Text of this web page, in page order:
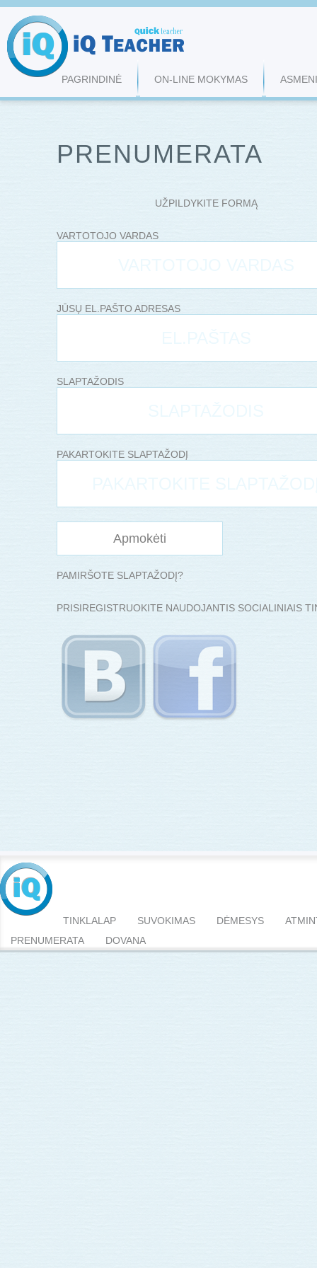
PAGRINDINĖ ON-LINE MOKYMAS
PRENUMERATA
UŽPILDYKITE FORMĄ
VARTOTOJO VARDAS
JŪSŲ EL.PAŠTO ADRESAS
SLAPTAŽODIS
PAKARTOKITE SLAPTAŽODĮ
Apmokėti
PAMIRŠOTE SLAPTAŽODĮ?
PRISIREGISTRUOKITE NAUDOJANTIS SOCIALINIAIS
TINKLALAP SUVOKIMAS DĖMESYS
PRENUMERATA
DOVANA